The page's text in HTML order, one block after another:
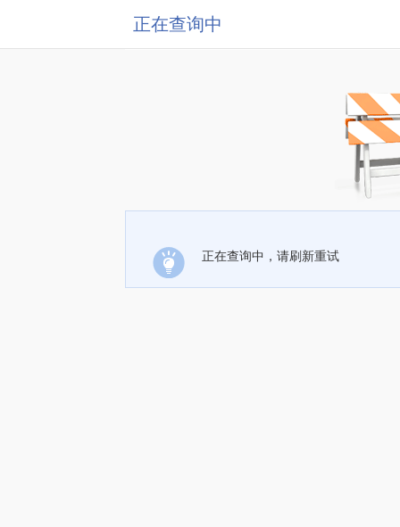
正在查询中
正在查询中，请刷新重试